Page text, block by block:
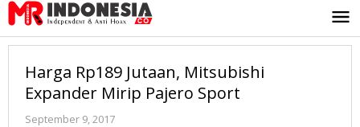
Lewati
ke
konten
Harga Rp189 Jutaan, Mitsubishi
Expander Mirip Pajero Sport
September 9, 2017